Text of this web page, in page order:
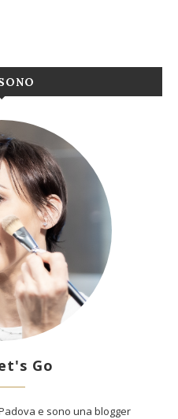
Go
e sono una blogger